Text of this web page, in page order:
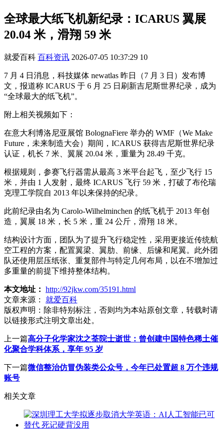
全球最大纸飞机新纪录：ICARUS 翼展
20.04 米，滑翔 59 米
就爱百科 百科资讯 2026-07-05 10:37:29 10
7 月 4 日消息，科技媒体 newatlas 昨日（7 月 3 日）发布博
文，报道称 ICARUS 于 6 月 25 日刷新吉尼斯世界纪录，成为
“全球最大的纸飞机”。
附上相关视频如下：
在意大利博洛尼亚展馆 BolognaFiere 举办的 WMF（We Make
Future，未来制造大会）期间，ICARUS 获得吉尼斯世界纪录
认证，机长 7 米、翼展 20.04 米，重量为 28.49 千克。
根据规则，参赛飞行器需从最高 3 米平台起飞，至少飞行 15
米，并由 1 人发射，最终 ICARUS 飞行 59 米，打破了布伦瑞
克理工学院自 2013 年以来保持的纪录。
此前纪录由名为 Carolo-Wilhelminchen 的纸飞机于 2013 年创
造，翼展 18 米，长 5 米，重 24 公斤，滑翔 18 米。
结构设计方面，团队为了提升飞行稳定性，采用更接近传统航
空工程的方案，配置翼梁、翼肋、前缘、后缘和尾翼。此外团
队还使用层压纸张、重复部件与特定几何布局，以在不增加过
多重量的前提下维持整体结构。
本文地址： http://92jkw.com/35191.html
文章来源：
就爱百科
版权声明： 除非特别标注，否则均为本站原创文章，转载时请
以链接形式注明文章出处。
上一篇高分子化学家沈之荃院士逝世：曾创建中国特色稀土催
化聚合学科体系，享年 95 岁
下一篇微信整治仿冒伪装类公众号，今年已处置超 8 万个违规
账号
相关文章